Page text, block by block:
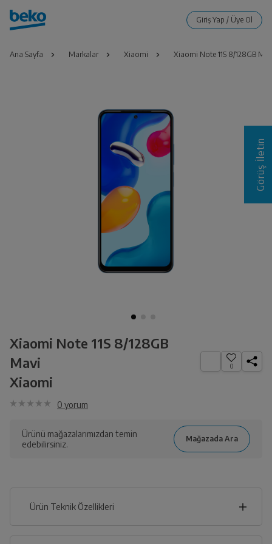
Ana Sayfa Markalar Xiaomi Xiaomi Note 11S 8/128GB
Xiaomi Note 11S 8/128GB
Mavi
Xiaomi
0
0 yorum
Ürünü mağazalarımızdan temin
edebilirsiniz.
Ürün Teknik Özellikleri
Görüş İletin